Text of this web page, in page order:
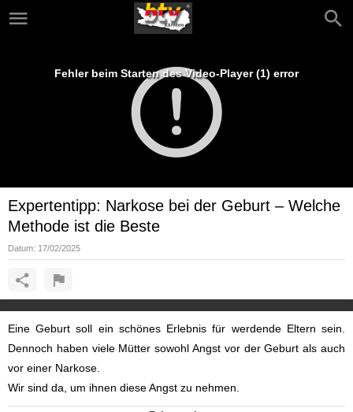
Fehler beim Starten des Video-Player (1) error
Expertentipp: Narkose bei der Geburt – Welche
Methode ist die Beste
Datum: 17/02/2025
Eine Geburt soll ein schönes Erlebnis für werdende Eltern sein.
Dennoch haben viele Mütter sowohl Angst vor der Geburt als auch
vor einer Narkose.
Wir sind da, um ihnen diese Angst zu nehmen.
Der Kaiserschnitt ist ein operativer Eingriff, der in bestimmten